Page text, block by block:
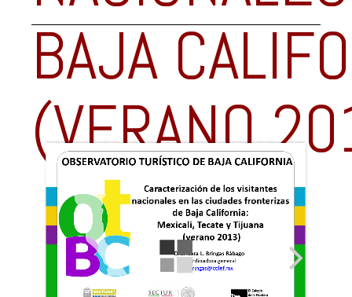
BAJA
(VERANO